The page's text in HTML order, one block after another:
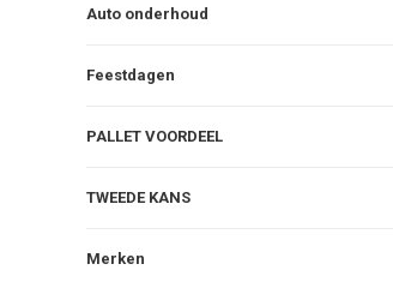
Auto onderhoud
Feestdagen
PALLET VOORDEEL
TWEEDE KANS
Merken